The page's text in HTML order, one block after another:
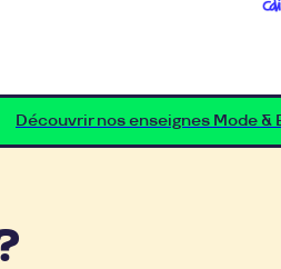
Découvrir nos enseignes Mode &